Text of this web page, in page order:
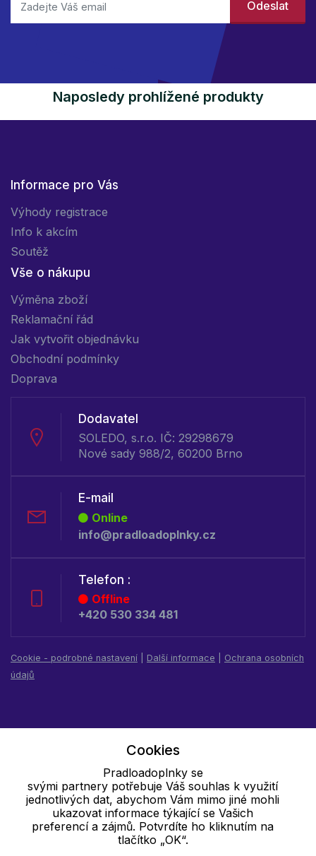
Naposledy prohlížené produkty
Informace pro Vás
Výhody registrace
Info k akcím
Soutěž
Vše o nákupu
Výměna zboží
Reklamační řád
Jak vytvořit objednávku
Obchodní podmínky
Doprava
Dodavatel
SOLEDO, s.r.o. IČ: 29298679
Nové sady 988/2, 60200 Brno
E-mail
Online
info@pradloadoplnky.cz
Telefon :
Offline
+420 530 334 481
Cookie - podrobné nastavení Další informace
Ochrana osobních
údajů
Cookies
Pradloadoplnky se
svými partnery potřebuje Váš souhlas k využití
jednotlivých dat, abychom Vám mimo jiné mohli
ukazovat informace týkající se Vašich
preferencí a zájmů. Potvrdíte ho kliknutím na
tlačítko „OK“.